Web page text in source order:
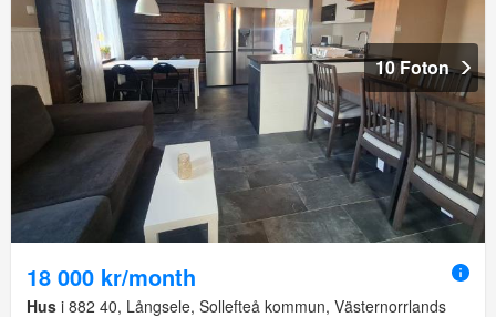
10 Foton
18 000 kr/month
Hus i 882 40, Långsele, Sollefteå kommun, Västernorrlands